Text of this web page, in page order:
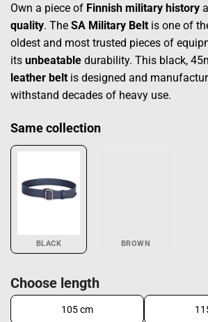
Own a piece of Finnish military history
quality. The SA Military Belt is one of
oldest and most trusted pieces of
its unbeatable durability. This black,
leather belt is designed and
withstand decades of heavy use.
Same collection
BLACK BROWN
Choose length
105 cm